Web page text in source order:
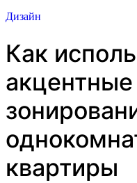
Дизайн
Как
квартиры